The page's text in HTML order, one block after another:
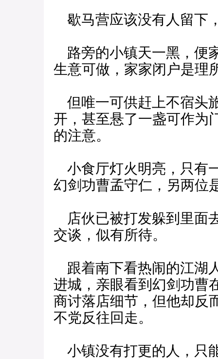
歇马营应该没有人留下
路旁的小镇天一黑，便
生意可做，家家闭户是理
但唯一可供赶上不宿头
开，甚至悬了一盏可作为
的注意。
小食厅灯火明亮，只有
幻剑功曹孟守仁，另两位
店伙已被打发躲到里面
交谈，似有所待。
跟着南下看热闹的江湖
进城，亲眼看到幻剑功曹
商讨落店细节，但他却反
不党反往回走。
小镇没有打更的人，只